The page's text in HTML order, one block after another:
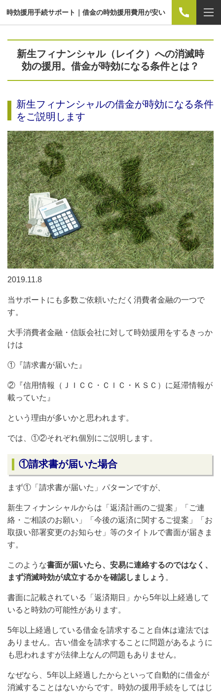
時効援用手続サポート｜借金の時効援用費用が安い
新生フィナンシャル（レイク）への消滅時
効の援用。借金が時効になる条件とは？
新生フィナンシャルの借金が時効になる条件
をご説明します
2019.11.8
当サポートにも多数ご依頼いただく消費者金融の一つで
す。
大手消費者金融・信販会社に対して時効援用をするきっか
けは
①『請求書が届いた』
② 『信用情報（ＪＩＣＣ・ＣＩＣ・ＫＳＣ）に延滞情報が
載っていた』
という理由が多いかと思われます。
では、①②それぞれ個別にご説明します。
①請求書が届いた場合
まず①「請求書が届いた」パターンですが、
新生フィナンシャルからは「返済計画のご提案」「ご連
絡・ご相談のお願い」「今後の返済に関するご提案」「お
取扱い部署変更のお知らせ」等のタイトルで書面が届きま
す。
このような書面が届いたら、安易に連絡するのではなく、
まず消滅時効が成立するかを確認しましょう 。
書面に記載されている「 返済期日 」 から5年以上経過して
いると時効の可能性があります。
5年以上経過している借金を請求すること自体は違法では
ありません。古い借金を請求することに問題があるように
も思われますが法律上なんの問題もありません。
なぜなら、 5年以上経過したからといって自動的に借金が
消滅することはないからです。時効の援用手続をしてはじ